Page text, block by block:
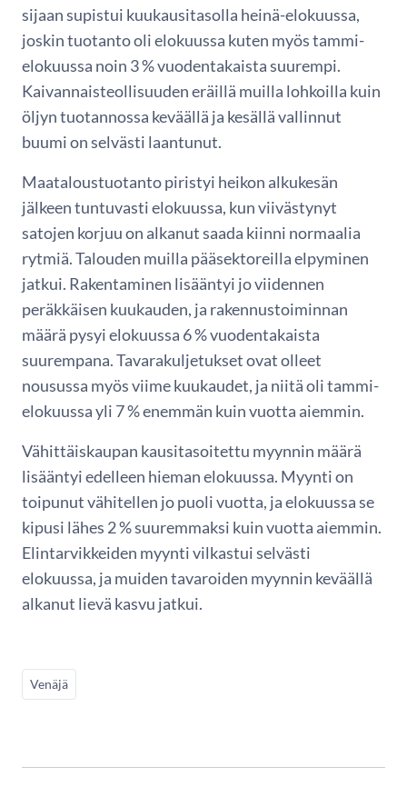
sijaan supistui kuukausitasolla heinä-elokuussa,
joskin tuotanto oli elokuussa kuten myös tammi-
elokuussa noin 3 % vuodentakaista suurempi.
Kaivannaisteollisuuden eräillä muilla lohkoilla kuin
öljyn tuotannossa keväällä ja kesällä vallinnut
buumi on selvästi laantunut.
Maataloustuotanto piristyi heikon alkukesän
jälkeen tuntuvasti elokuussa, kun viivästynyt
satojen korjuu on alkanut saada kiinni normaalia
rytmiä. Talouden muilla pääsektoreilla elpyminen
jatkui. Rakentaminen lisääntyi jo viidennen
peräkkäisen kuukauden, ja rakennustoiminnan
määrä pysyi elokuussa 6 % vuodentakaista
suurempana. Tavarakuljetukset ovat olleet
nousussa myös viime kuukaudet, ja niitä oli tammi-
elokuussa yli 7 % enemmän kuin vuotta aiemmin.
Vähittäiskaupan kausitasoitettu myynnin määrä
lisääntyi edelleen hieman elokuussa. Myynti on
toipunut vähitellen jo puoli vuotta, ja elokuussa se
kipusi lähes 2 % suuremmaksi kuin vuotta aiemmin.
Elintarvikkeiden myynti vilkastui selvästi
elokuussa, ja muiden tavaroiden myynnin keväällä
alkanut lievä kasvu jatkui.
Venäjä